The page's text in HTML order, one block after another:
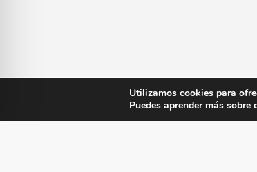
Utilizamos cookies para
Puedes aprender más